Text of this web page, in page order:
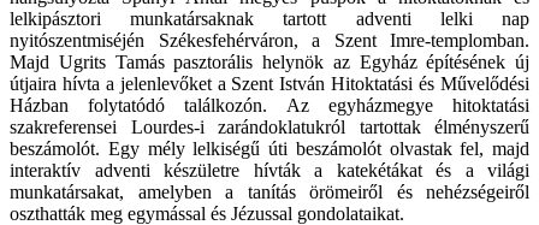
lelkipásztori munkatársaknak tartott adventi lelki nap
nyitószentmiséjén Székesfehérváron, a Szent Imre-templomban.
Majd Ugrits Tamás pasztorális helynök az Egyház építésének új
útjaira hívta a jelenlevőket a Szent István Hitoktatási és Művelődési
Házban folytatódó találkozón. Az egyházmegye hitoktatási
szakreferensei Lourdes-i zarándoklatukról tartottak élményszerű
beszámolót. Egy mély lelkiségű úti beszámolót olvastak fel, majd
interaktív adventi készületre hívták a katekétákat és a világi
munkatársakat, amelyben a tanítás örömeiről és nehézségeiről
oszthatták meg egymással és Jézussal gondolataikat.